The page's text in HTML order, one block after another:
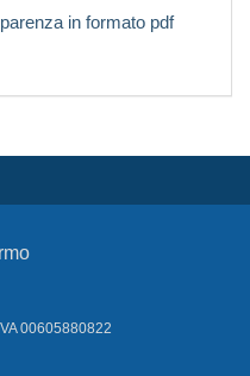
in formato pdf
00605880822